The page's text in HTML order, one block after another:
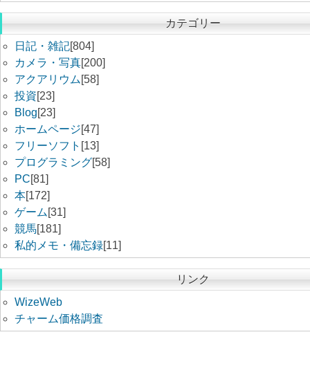
カテゴリー
日記・雑記[804]
カメラ・写真[200]
アクアリウム [58]
投資[23]
Blog[23]
ホームページ[47]
フリーソフト [13]
プログラミング[58]
PC[81]
本[172]
ゲーム [31]
競馬[181]
私的メモ・備忘録[11]
リンク
WizeWeb
チャーム価格調査